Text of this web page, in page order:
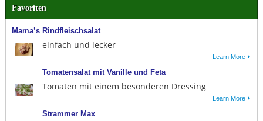
Favoriten
Mama’s Rindfleischsalat
einfach und lecker
Learn More
Tomatensalat mit Vanille und Feta
Tomaten mit einem besonderen Dressing
Learn More
Strammer Max